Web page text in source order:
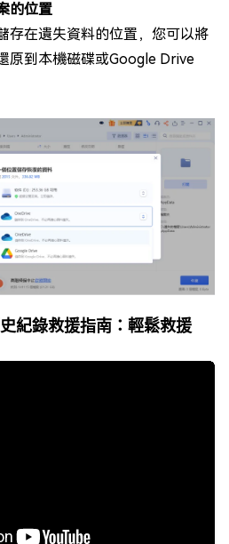
的位置
存在遺失資料的位置，您可以將
原到本機磁碟或Google Drive
紀錄救援指南：輕鬆救援